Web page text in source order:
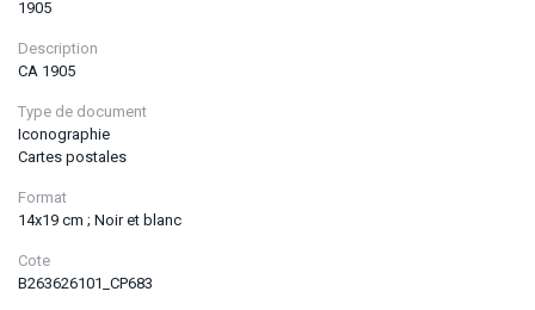
1905
Description
CA 1905
Type de document
Iconographie
Cartes postales
Format
14x19 cm ; Noir et blanc
Cote
B263626101_CP683